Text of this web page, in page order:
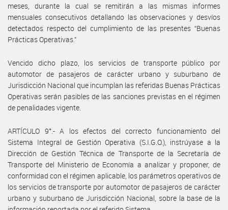
meses, durante la cual se remitirán a las mismas informes
mensuales consecutivos detallando las observaciones y desvíos
detectados respecto del cumplimiento de las presentes “Buenas
Prácticas Operativas.”
Vencido dicho plazo, los servicios de transporte público por
automotor de pasajeros de carácter urbano y suburbano de
Jurisdicción Nacional que incumplan las referidas Buenas Prácticas
Operativas serán pasibles de las sanciones previstas en el régimen
de penalidades vigente.
ARTÍCULO 9°.- A los efectos del correcto funcionamiento del
Sistema Integral de Gestión Operativa (S.I.G.O.), instrúyase a la
Dirección de Gestión Técnica de Transporte de la Secretaría de
Transporte del Ministerio de Economía a analizar y proponer, de
conformidad con el régimen aplicable, los parámetros operativos de
los servicios de transporte por automotor de pasajeros de carácter
urbano y suburbano de Jurisdicción Nacional, sobre la base de la